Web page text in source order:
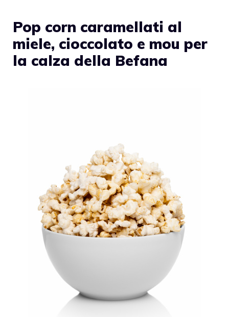
Pop corn caramellati al
miele, cioccolato e mou per
la calza della Befana